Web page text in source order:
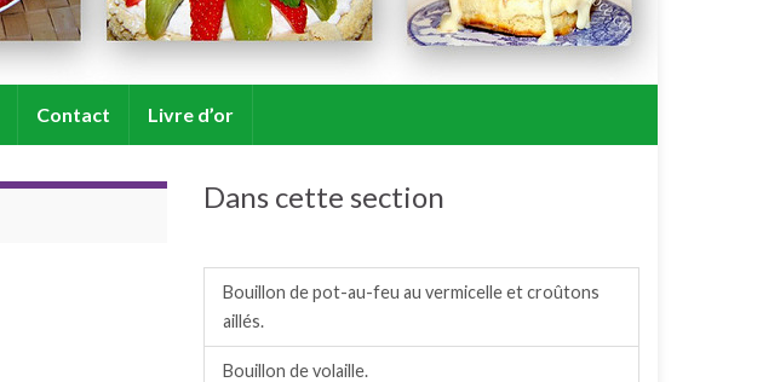
Contact Livre d’or
Dans cette section
Bouillon de pot-au-feu au vermicelle et croûtons
aillés.
Bouillon de volaille.